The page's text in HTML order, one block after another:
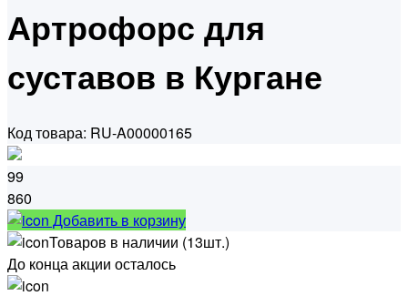
Артрофорс для
суставов в Кургане
Код товара: RU-A00000165
99
860
Добавить в корзину
Товаров в наличии (13шт.)
До конца акции осталось